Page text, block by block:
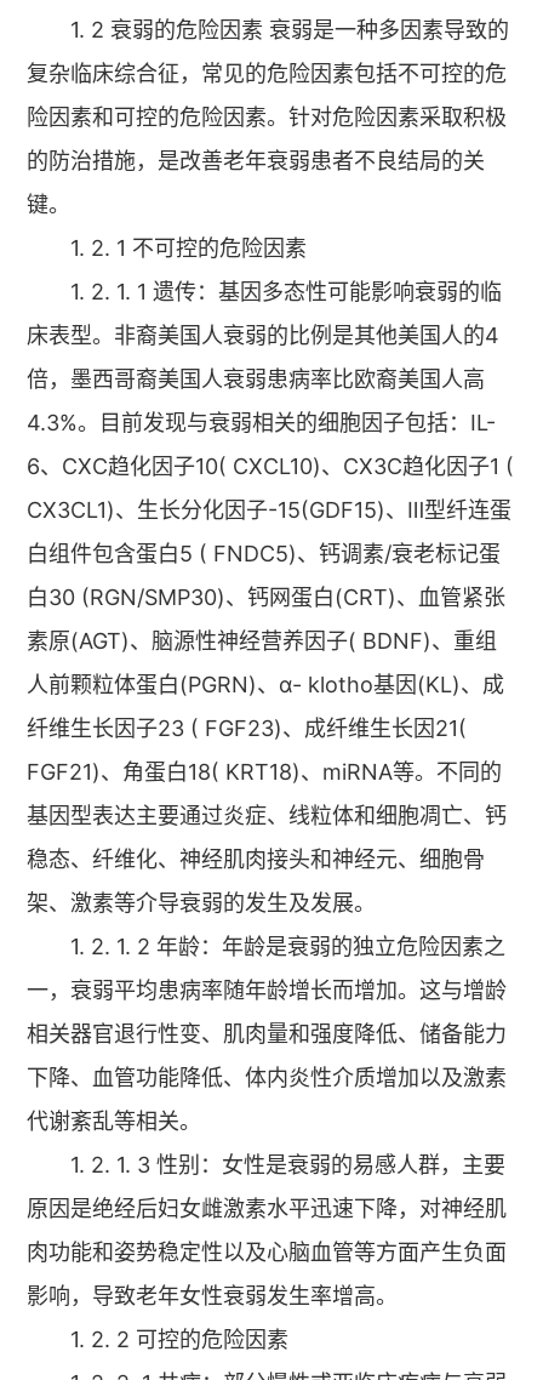
1. 2 衰弱的危险因素 衰弱是一种多因素导致的
复杂临床综合征，常见的危险因素包括不可控的危
险因素和可控的危险因素。针对危险因素采取积极
的防治措施，是改善老年衰弱患者不良结局的关
键。
1. 2. 1 不可控的危险因素
1. 2. 1. 1 遗传：基因多态性可能影响衰弱的临
床表型。非裔美国人衰弱的比例是其他美国人的4
倍，墨西哥裔美国人衰弱患病率比欧裔美国人高
4.3%。目前发现与衰弱相关的细胞因子包括：IL-
6、CXC趋化因子10( CXCL10)、CX3C趋化因子1 (
CX3CL1)、生长分化因子-15(GDF15)、Ⅲ型纤连蛋
白组件包含蛋白5 ( FNDC5)、钙调素/衰老标记蛋
白30 (RGN/SMP30)、钙网蛋白(CRT)、血管紧张
素原(AGT)、脑源性神经营养因子( BDNF)、重组
人前颗粒体蛋白(PGRN)、α- klotho基因(KL)、成
纤维生长因子23 ( FGF23)、成纤维生长因21(
FGF21)、角蛋白18( KRT18)、miRNA等。不同的
基因型表达主要通过炎症、线粒体和细胞凋亡、钙
稳态、纤维化、神经肌肉接头和神经元、细胞骨
架、激素等介导衰弱的发生及发展。
1. 2. 1. 2 年龄：年龄是衰弱的独立危险因素之
一，衰弱平均患病率随年龄增长而增加。这与增龄
相关器官退行性变、肌肉量和强度降低、储备能力
下降、血管功能降低、体内炎性介质增加以及激素
代谢紊乱等相关。
1. 2. 1. 3 性别：女性是衰弱的易感人群，主要
原因是绝经后妇女雌激素水平迅速下降，对神经肌
肉功能和姿势稳定性以及心脑血管等方面产生负面
影响，导致老年女性衰弱发生率增高。
1. 2. 2 可控的危险因素